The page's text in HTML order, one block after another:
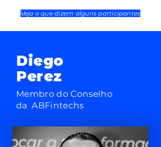
Veja o que dizem alguns participantes
Diego
Perez
Membro do Conselho
da ABFintechs